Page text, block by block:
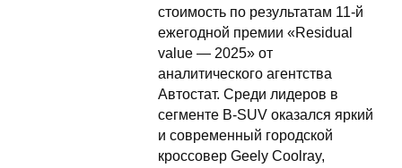
стоимость по результатам 11-й
ежегодной премии «Residual
value — 2025» от
аналитического агентства
Автостат. Среди лидеров в
сегменте B-SUV оказался яркий
и современный городской
кроссовер Geely Coolray,